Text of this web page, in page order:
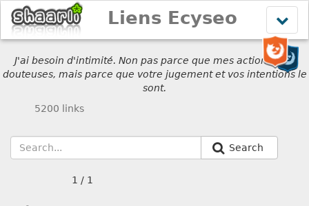
le
menu
Liens Ecyseo
J'ai besoin d'intimité. Non pas parce que mes actions sont
douteuses, mais parce que votre jugement et vos intentions le
sont.
5200 links
Search
1 / 1